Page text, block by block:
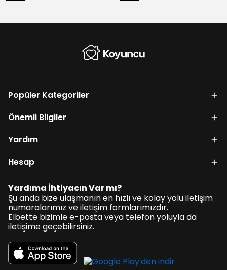
Popüler Kategoriler
Önemli Bilgiler
Yardım
Hesap
Yardıma İhtiyacın Var mı?
Şu anda bize ulaşmanın en hızlı ve kolay yolu iletişim
numaralarımız ve iletişim formlarımızdır.
Elbette bizimle e-posta veya telefon yoluyla da
iletişime geçebilirsiniz.